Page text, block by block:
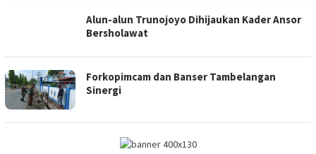
Alun-alun Trunojoyo Dihijaukan Kader Ansor
Bersholawat
Forkopimcam dan Banser Tambelangan
Sinergi